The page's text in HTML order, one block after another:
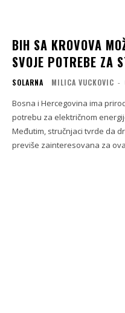
BIH SA KROVOVA
SVOJE POTREBE ZA
SOLARNA MILICA VUCKOVIC -
Bosna i Hercegovina ima
potrebu za električnom
Međutim, stručnjaci tvrde da
previše zainteresovana za